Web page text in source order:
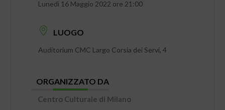
Lunedì 16 Maggio 2022 ore 21:00
LUOGO
Auditorium CMC Largo Corsia dei Servi, 4
ORGANIZZATO DA
Centro Culturale di Milano